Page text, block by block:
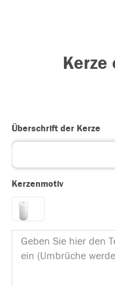
Kerze
Überschrift der Kerze
Kerzenmotiv